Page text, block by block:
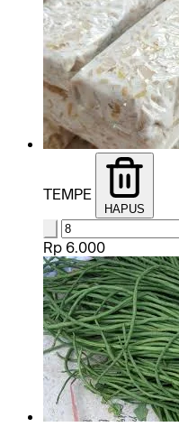
TEMPE
HAPUS
Rp 6.000